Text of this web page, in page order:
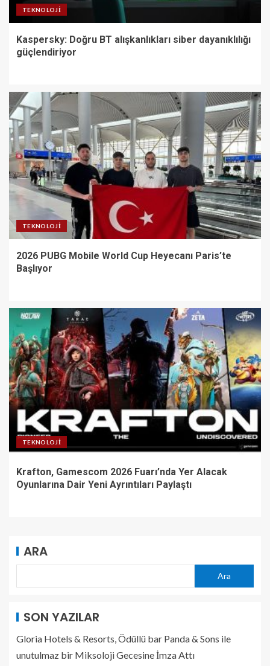
TEKNOLOJI
Kaspersky: Doğru BT alışkanlıkları siber dayanıklılığı
güçlendiriyor
TEKNOLOJI
2026 PUBG Mobile World Cup Heyecanı Paris’te
Başlıyor
TEKNOLOJI
Krafton, Gamescom 2026 Fuarı’nda Yer Alacak
Oyunlarına Dair Yeni Ayrıntıları Paylaştı
ARA
Ara
SON YAZILAR
Gloria Hotels & Resorts, Ödüllü bar Panda & Sons ile
unutulmaz bir Miksoloji Gecesine İmza Attı